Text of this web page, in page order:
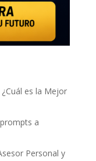
es la Mejor
a
Personal y